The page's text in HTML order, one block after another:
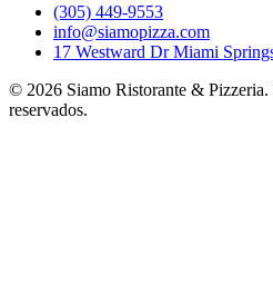
(305) 449-9553
info@siamopizza.com
17 Westward Dr Miami
© 2026 Siamo Ristorante & Pizzeria.
reservados.